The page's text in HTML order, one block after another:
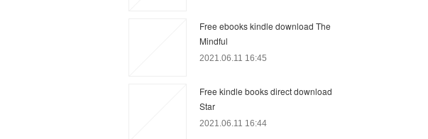
Free ebooks kindle download The
Mindful
2021.06.11 16:45
Free kindle books direct download
Star
2021.06.11 16:44